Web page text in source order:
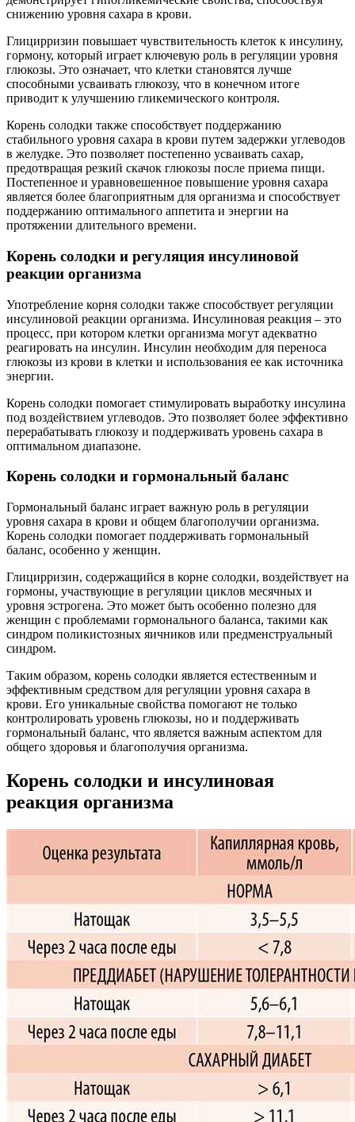
снижению уровня сахара в крови.
Глицирризин повышает чувствительность клеток к инсулину,
гормону, который играет ключевую роль в регуляции уровня
глюкозы. Это означает, что клетки становятся лучше
способными усваивать глюкозу, что в конечном итоге
приводит к улучшению гликемического контроля.
Корень солодки также способствует поддержанию
стабильного уровня сахара в крови путем задержки углеводов
в желудке. Это позволяет постепенно усваивать сахар,
предотвращая резкий скачок глюкозы после приема пищи.
Постепенное и уравновешенное повышение уровня сахара
является более благоприятным для организма и способствует
поддержанию оптимального аппетита и энергии на
протяжении длительного времени.
Корень солодки и регуляция инсулиновой
реакции организма
Употребление корня солодки также способствует регуляции
инсулиновой реакции организма. Инсулиновая реакция – это
процесс, при котором клетки организма могут адекватно
реагировать на инсулин. Инсулин необходим для переноса
глюкозы из крови в клетки и использования ее как источника
энергии.
Корень солодки помогает стимулировать выработку инсулина
под воздействием углеводов. Это позволяет более эффективно
перерабатывать глюкозу и поддерживать уровень сахара в
оптимальном диапазоне.
Корень солодки и гормональный баланс
Гормональный баланс играет важную роль в регуляции
уровня сахара в крови и общем благополучии организма.
Корень солодки помогает поддерживать гормональный
баланс, особенно у женщин.
Глицирризин, содержащийся в корне солодки, воздействует на
гормоны, участвующие в регуляции циклов месячных и
уровня эстрогена. Это может быть особенно полезно для
женщин с проблемами гормонального баланса, такими как
синдром поликистозных яичников или предменструальный
синдром.
Таким образом, корень солодки является естественным и
эффективным средством для регуляции уровня сахара в
крови. Его уникальные свойства помогают не только
контролировать уровень глюкозы, но и поддерживать
гормональный баланс, что является важным аспектом для
общего здоровья и благополучия организма.
Корень солодки и инсулиновая
реакция организма